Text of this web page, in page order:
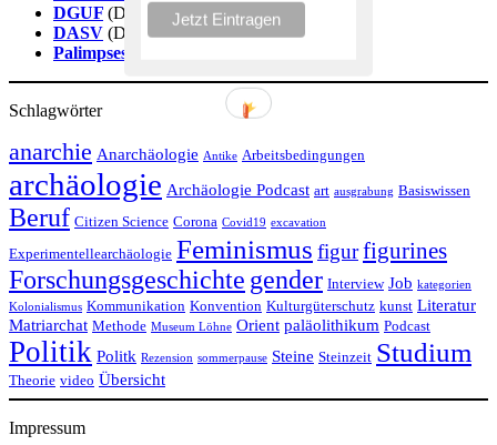
DGUF (DE)
DASV (DE)
Palimpsestos
Schlagwörter
anarchie Anarchäologie Antike Arbeitsbedingungen
archäologie Archäologie Podcast art ausgrabung Basiswissen
Beruf Citizen Science Corona Covid19 excavation
Experimentellearchäologie Feminismus figurfigurines
Forschungsgeschichte gender Interview Job kategorien
Kolonialismus Kommunikation Konvention Kulturgüterschutz kunst Literatur
Matriarchat Methode Museum Löhne Orient paläolithikum Podcast
Politik Politk Rezension sommerpause Steine Steinzeit Studium
Theorie video Übersicht
Impressum